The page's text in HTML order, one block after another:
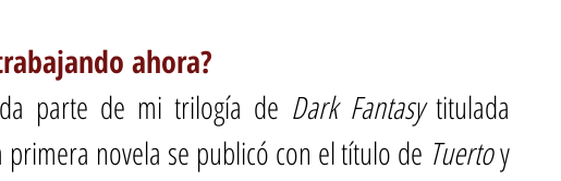
ahora?
parte de mi trilogía de Dark Fantasy
primera novela se publicó con el título de Tuerto y